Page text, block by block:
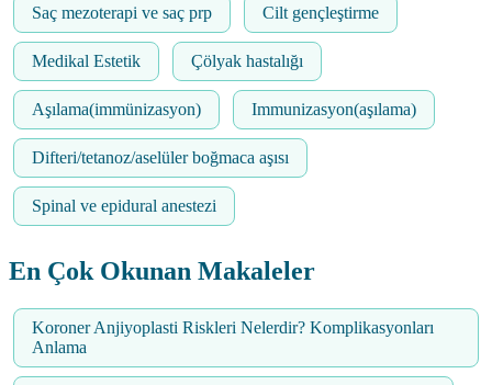
Saç mezoterapi ve saç prp Cilt gençleştirme
Medikal Estetik Çölyak hastalığı
Aşılama(immünizasyon) Immunizasyon(aşılama)
Difteri/tetanoz/aselüler boğmaca aşısı
Spinal ve epidural anestezi
En Çok Okunan Makaleler
Koroner Anjiyoplasti Riskleri Nelerdir? Komplikasyonları
Anlama